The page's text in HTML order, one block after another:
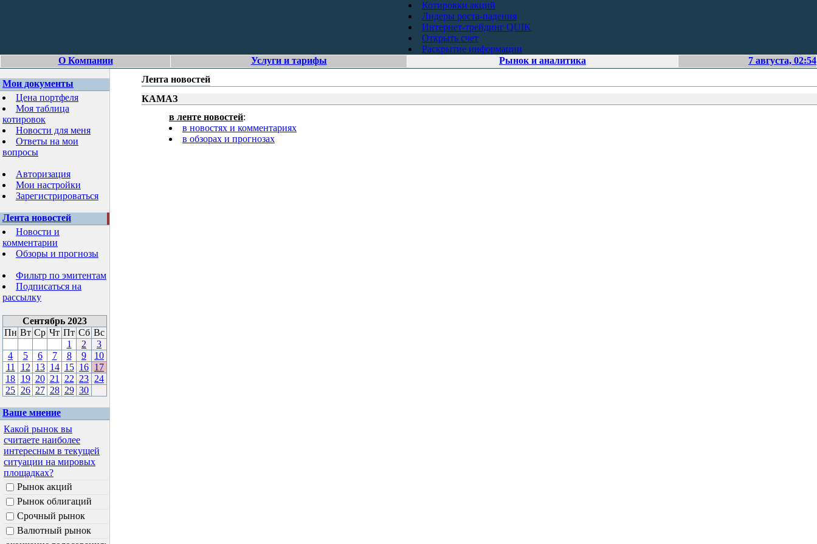
Котировки акций
Лидеры роста-падения
Интернет-трейдинг QUIK
Открыть счет
Раскрытие информации
О Компании
Услуги и тарифы Рынок и аналитика 7 августа, 02:54
Мои документы
Цена портфеля
Моя таблица
котировок
Новости для меня
Ответы на мои
вопросы
Авторизация
Мои настройки
Зарегистрироваться
Лента новостей
Новости и
комментарии
Обзоры и прогнозы
Фильтр по эмитентам
Подписаться на
рассылку
Сентябрь 2023
Пн Вт Ср Чт Пт Сб Вс
1
2
3
4
5 6 7 8 9
10
11
12 13 14 15 16 17
18 19 20 21 22 23 24
25 26 27 28 29 30
Ваше мнение
Какой рынок вы
считаете наиболее
интересным в текущей
ситуации на мировых
площадках?
Рынок акций
Рынок облигаций
Срочный рынок
Валютный рынок
Лента новостей
КАМАЗ
в ленте новостей:
в новостях и комментариях
в обзорах и прогнозах